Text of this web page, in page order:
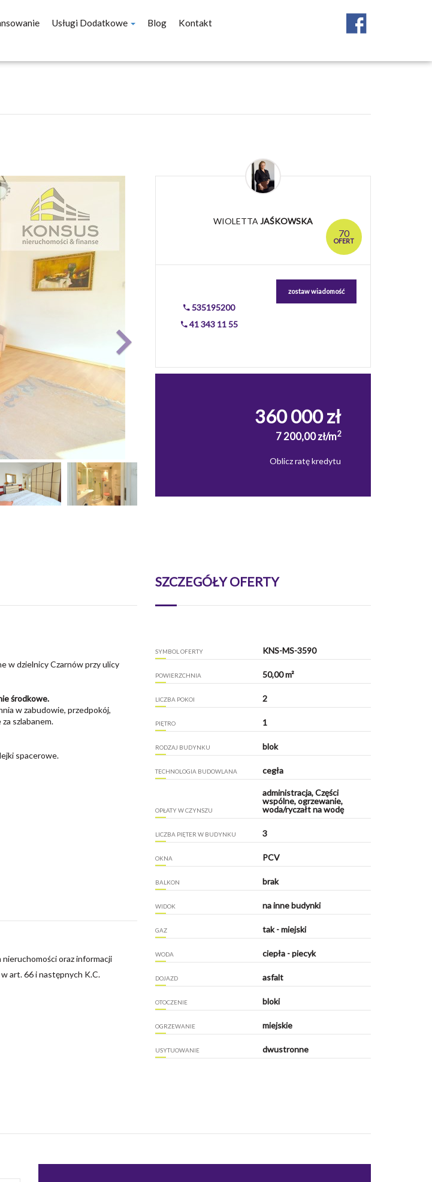
Usługi Dodatkowe Blog Kontakt
70
OFERT
WIOLETTA JAŚKOWSKA
535195200
41 343 11 55
zostaw wiadomość
360 000 zł
7 200,00 zł/m2
Oblicz ratę kredytu
w dzielnicy Czarnów przy ulicy
środkowe.
w zabudowie, przedpokój,
szlabanem.
spacerowe.
oraz informacji
art. 66 i następnych K.C.
SZCZEGÓŁY OFERTY
SYMBOL OFERTY KNS-MS-3590
POWIERZCHNIA 50,00 m²
LICZBA POKOI 2
PIĘTRO 1
RODZAJ BUDYNKU blok
TECHNOLOGIA BUDOWLANA cegła
OPŁATY W CZYNSZU
administracja, Części
wspólne, ogrzewanie,
woda/ryczałt na wodę
LICZBA PIĘTER W BUDYNKU 3
OKNA PCV
BALKON brak
WIDOK na inne budynki
GAZ tak - miejski
WODA ciepła - piecyk
DOJAZD asfalt
OTOCZENIE bloki
OGRZEWANIE miejskie
USYTUOWANIE dwustronne